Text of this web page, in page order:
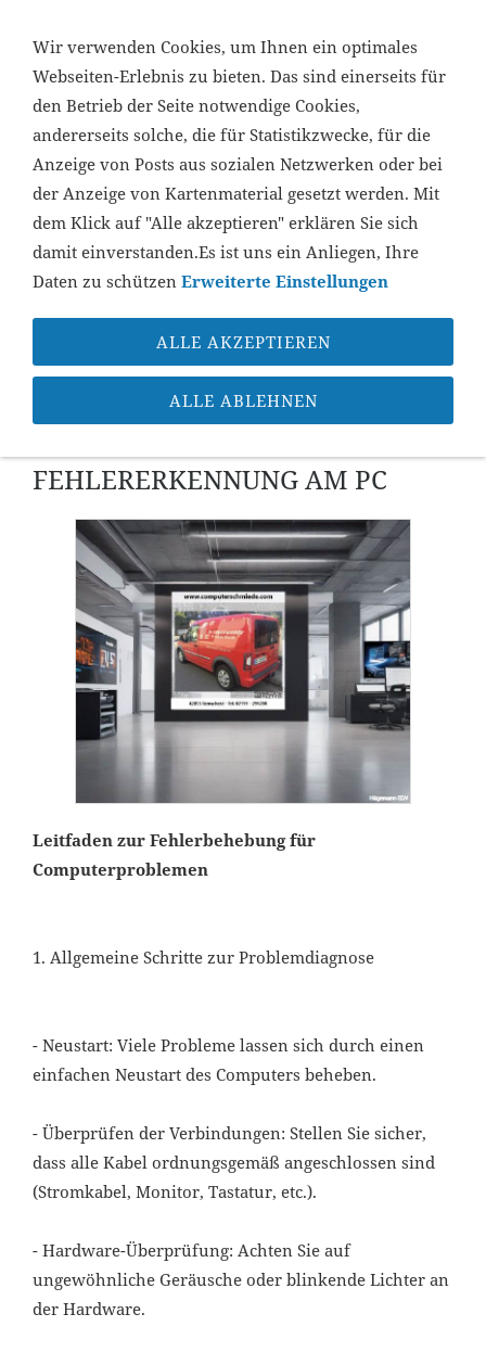
NAVIGATION ÖFFNEN
Startseite »Support»Leitfaden zur
Fehlerbehebung
Leitfaden
FEHLERERKENNUNG AM PC
Leitfaden zur Fehlerbehebung für
Computerproblemen
1. Allgemeine Schritte zur Problemdiagnose
- Neustart: Viele Probleme lassen sich durch einen
einfachen Neustart des Computers beheben.
- Überprüfen der Verbindungen: Stellen Sie sicher,
dass alle Kabel ordnungsgemäß angeschlossen sind
(Stromkabel, Monitor, Tastatur, etc.).
- Hardware-Überprüfung: Achten Sie auf
ungewöhnliche Geräusche oder blinkende Lichter an
der Hardware.
Wir verwenden Cookies, um Ihnen ein optimales
Webseiten-Erlebnis zu bieten. Das sind einerseits für
den Betrieb der Seite notwendige Cookies,
andererseits solche, die für Statistikzwecke, für die
Anzeige von Posts aus sozialen Netzwerken oder bei
der Anzeige von Kartenmaterial gesetzt werden. Mit
dem Klick auf "Alle akzeptieren" erklären Sie sich
damit einverstanden.Es ist uns ein Anliegen, Ihre
Daten zu schützen Erweiterte Einstellungen
ALLE AKZEPTIEREN
ALLE ABLEHNEN